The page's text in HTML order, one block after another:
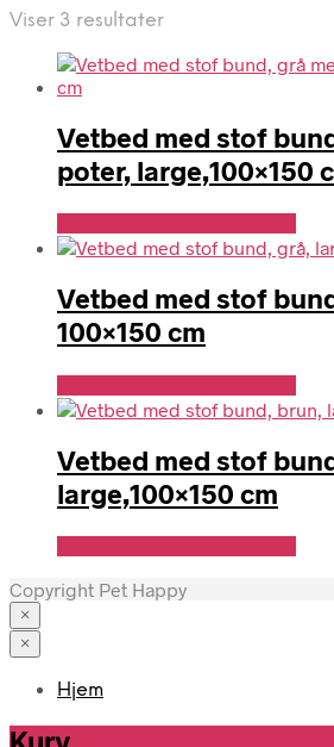
Viser 3 resultaterSorteret
seneste
Vetbed med stof
poter, large,100×150
Vetbed med stof
100×150 cm
Vetbed med stof
large,100×150 cm
Copyright Pet Happy
×
×
Hjem